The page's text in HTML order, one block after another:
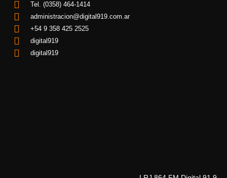
Tel. (0358) 464-1414
administracion@digital919.com.ar
+54 9 358 425 2525
digital919
digital919